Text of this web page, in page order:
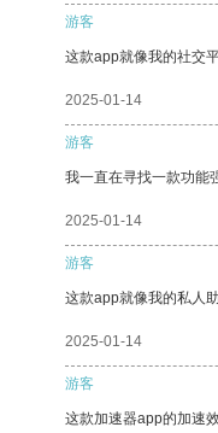
游客
这款app就像我的社交
2025-01-14
游客
我一直在寻找一款功能
2025-01-14
游客
这款app就像我的私人
2025-01-14
游客
这款加速器app的加速